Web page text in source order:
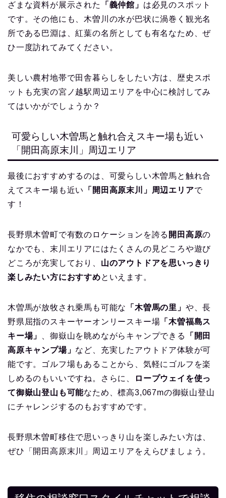
ざまな資料が展示された
「義仲館」 は必見のスポット
です。その他にも、木曽川の水が巴状に渦巻く観光名
所である巴淵は、紅葉の名所としても有名なため、ぜ
ひ一度訪れてみてください。
美しい農村地帯で田舎暮らしをしたい方は、歴史スポ
ットも充実の宮ノ越駅周辺エリアを中心に検討してみ
てはいかがでしょうか？
可愛らしい木曽馬と触れ合えスキー場も近い
「開田高原末川」周辺エリア
最後におすすめするのは、可愛らしい木曽馬と触れ合
えてスキー場も近い
「開田高原末川」周辺エリアで
す！
長野県木曽町で有数のロケーションを誇る 開田高原の
なかでも、末川エリアにはたくさんの見どころや遊び
どころが充実しており、 山のアウトドアを思いっきり
楽しみたい方におすすめといえます。
木曽馬が放牧され乗馬も可能な 「木曽馬の里」 や、長
野県屈指のスキーヤーオンリースキー場 「木曽福島ス
キー場」
、御嶽山を眺めながらキャンプできる
「開田
高原キャンプ場」 など、充実したアウトドア体験が可
能です。ゴルフ場もあることから、気軽にゴルフを楽
しめるのもいいですね。さらに、
ロープウェイを使っ
て御嶽山登山も可能なため、標高3,067mの御嶽山登山
にチャレンジするのもおすすめです。
長野県木曽町移住で思いっきり山を楽しみたい方は、
ぜひ「開田高原末川」周辺エリアをえらびましょう。